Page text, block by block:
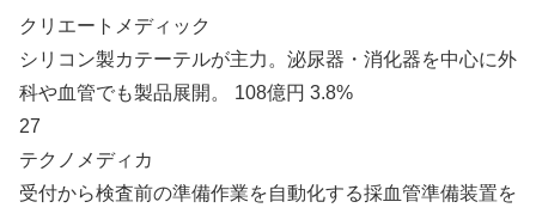
クリエートメディック
シリコン製カテーテルが主力。泌尿器・消化器を中心に外
科や血管でも製品展開。 108億円 3.8%
27
テクノメディカ
受付から検査前の準備作業を自動化する採血管準備装置を